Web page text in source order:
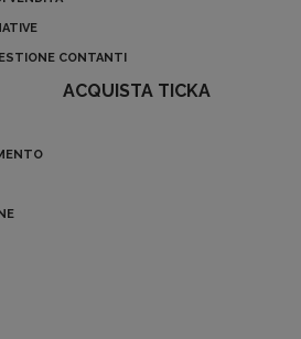
CONTANTI
ACQUISTA TICKA